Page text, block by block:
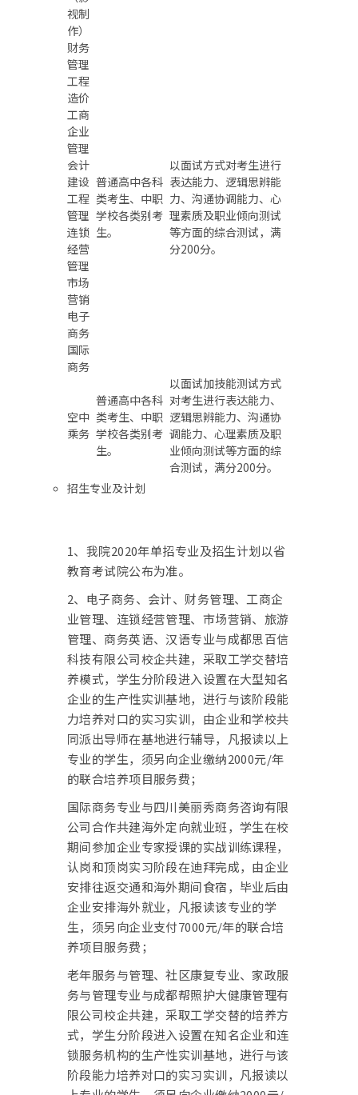
视制
作）
财务
管理
普通高中各科
类考生、中职
学校各类别考
生。
以面试方式对考生进行
表达能力、逻辑思辨能
力、沟通协调能力、心
理素质及职业倾向测试
等方面的综合测试，满
分200分。
工程
造价
工商
企业
管理
会计
建设
工程
管理
连锁
经营
管理
市场
营销
电子
商务
国际
商务
空中
乘务
普通高中各科
类考生、中职
学校各类别考
生。
以面试加技能测试方式
对考生进行表达能力、
逻辑思辨能力、沟通协
调能力、心理素质及职
业倾向测试等方面的综
合测试，满分200分。
招生专业及计划
1、我院2020年单招专业及招生计划以省
教育考试院公布为准。
2、电子商务、会计、财务管理、工商企
业管理、连锁经营管理、市场营销、旅游
管理、商务英语、汉语专业与成都思百信
科技有限公司校企共建，采取工学交替培
养模式，学生分阶段进入设置在大型知名
企业的生产性实训基地，进行与该阶段能
力培养对口的实习实训，由企业和学校共
同派出导师在基地进行辅导，凡报读以上
专业的学生，须另向企业缴纳2000元/年
的联合培养项目服务费；
国际商务专业与四川美丽秀商务咨询有限
公司合作共建海外定向就业班，学生在校
期间参加企业专家授课的实战训练课程，
认岗和顶岗实习阶段在迪拜完成，由企业
安排往返交通和海外期间食宿，毕业后由
企业安排海外就业，凡报读该专业的学
生，须另向企业支付7000元/年的联合培
养项目服务费；
老年服务与管理、社区康复专业、家政服
务与管理专业与成都帮照护大健康管理有
限公司校企共建，采取工学交替的培养方
式，学生分阶段进入设置在知名企业和连
锁服务机构的生产性实训基地，进行与该
阶段能力培养对口的实习实训，凡报读以